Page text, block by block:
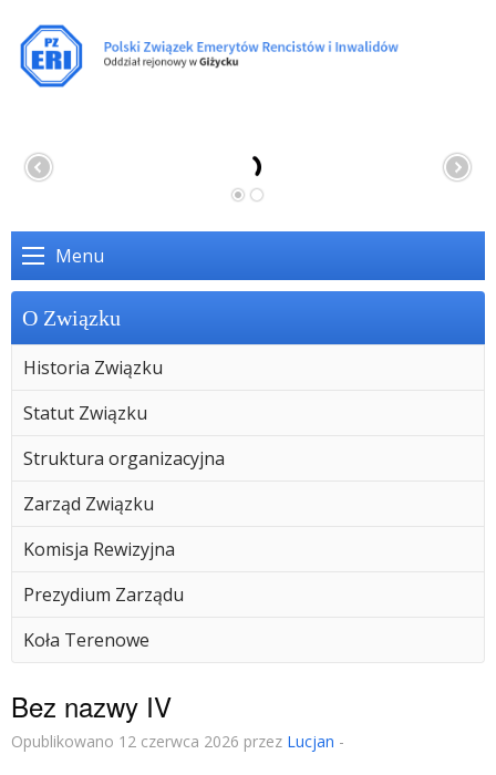
Menu
O Związku
Historia Związku
Statut Związku
Struktura organizacyjna
Zarząd Związku
Komisja Rewizyjna
Prezydium Zarządu
Koła Terenowe
Bez nazwy IV
Opublikowano 12 czerwca 2026 przez Lucjan -